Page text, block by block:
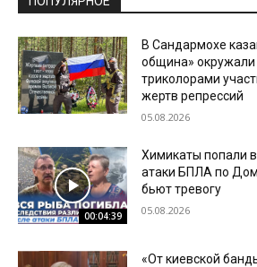
В Сандармохе
община» окружали
триколорами
жертв репрессий
05.08.2026
00:04:39
Химикаты попали
атаки БПЛА по
бьют тревогу
05.08.2026
«От киевской